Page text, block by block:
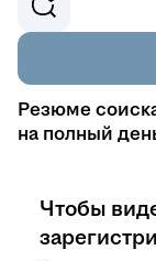
Резюме
на полный
Чтобы